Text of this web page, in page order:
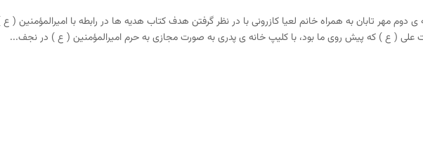
ی دوم مهر تابان به همراه خانم لعیا کازرونی با در نظر گرفتن هدف کتاب هدیه ها در رابطه با امیرالمؤمنین ( ع
( ع ) که پیش روی ما بود، با کلیپ خانه ی پدری به صورت مجازی به حرم امیرالمؤمنین ( ع ) در نجف...